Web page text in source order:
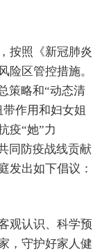
按照《新冠肺炎
险区管控措施。
策略和“动态清
作用和妇女姐
疫“她”力
同防疫战线贡献
发出如下倡议：
观认识、科学预
，守护好家人健